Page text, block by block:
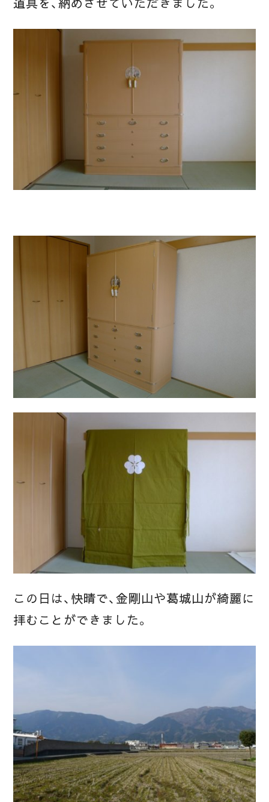
道具を、納めさせていただきました。
この日は、快晴で、金剛山や葛城山が綺麗に
拝むことができました。